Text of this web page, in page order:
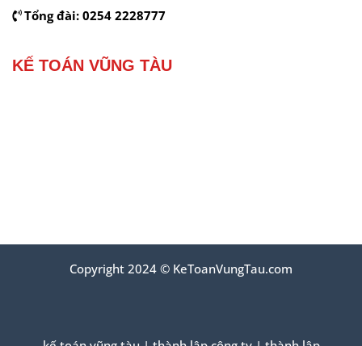
Tổng đài: 0254 2228777
KẾ TOÁN VŨNG TÀU
Copyright 2024 © KeToanVungTau.com